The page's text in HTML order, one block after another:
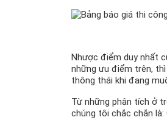
Nhược điểm duy nhất
những ưu điểm trên,
thông thái khi đang
Từ những phân tích ở
chúng tôi chắc chắn là: